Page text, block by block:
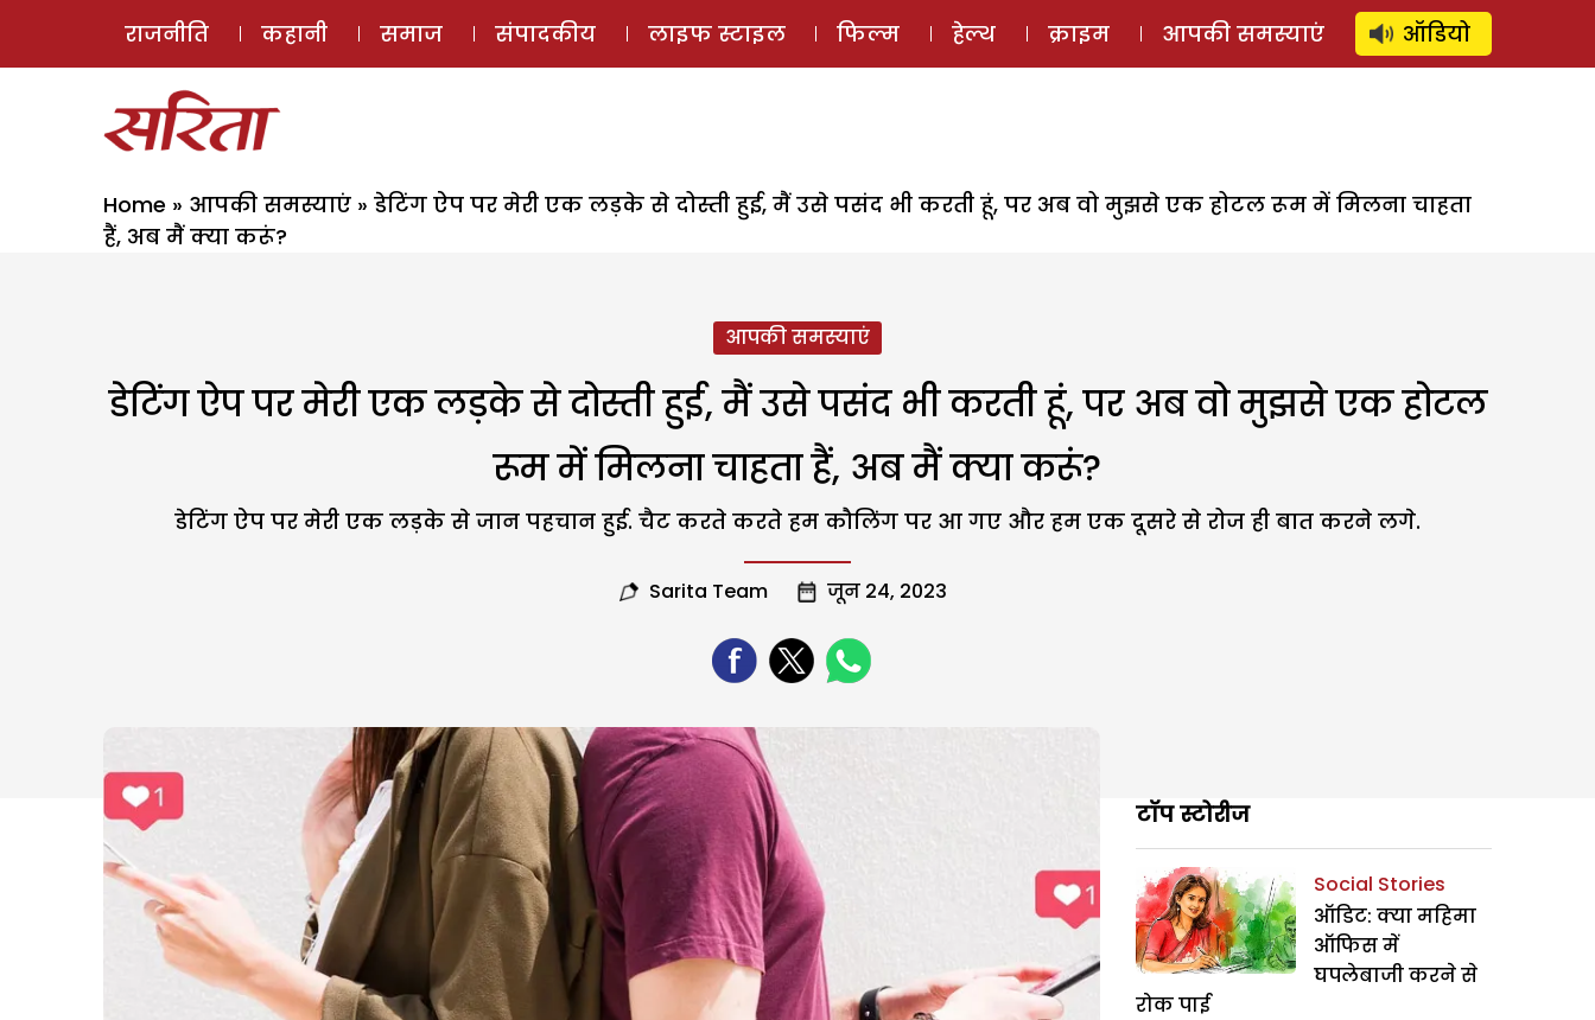
ई-मैगज़ीन ऑडियो स्टोरी लॉग इन ⚲ SUBSCRIBE
राजनीति कहानी समाज संपादकीय लाइफ स्टाइल फिल्म हेल्थ क्राइम आपकी समस्याएं ऑडियो
Home » आपकी समस्याएं » डेटिंग ऐप पर मेरी एक लड़के से दोस्ती हुई, मैं उसे पसंद भी करती हूं, पर अब वो मुझसे एक होटल रूम में मिलना चाहता
हैं, अब मैं क्या करूं?
आपकी समस्याएं
डेटिंग ऐप पर मेरी एक लड़के से दोस्ती हुई, मैं उसे पसंद भी करती हूं, पर अब वो मुझसे एक होटल
रूम में मिलना चाहता हैं, अब मैं क्या करूं?
डेटिंग ऐप पर मेरी एक लड़के से जान पहचान हुई. चैट करते करते हम कौलिंग पर आ गए और हम एक दूसरे से रोज ही बात करने लगे.
Sarita Team जून 24, 2023
टॉप स्टोरीज
Social Stories
ऑडिट: क्या महिमा
ऑफिस में
घपलेबाजी करने से
रोक पाई